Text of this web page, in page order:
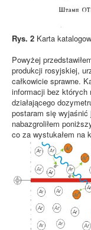
Rys. 2 Karta
Powyżej
produkcji rosyjskiej,
całkowicie sprawne.
informacji bez których
działającego
postaram się
nabazgroliłem
co za wystukałem na